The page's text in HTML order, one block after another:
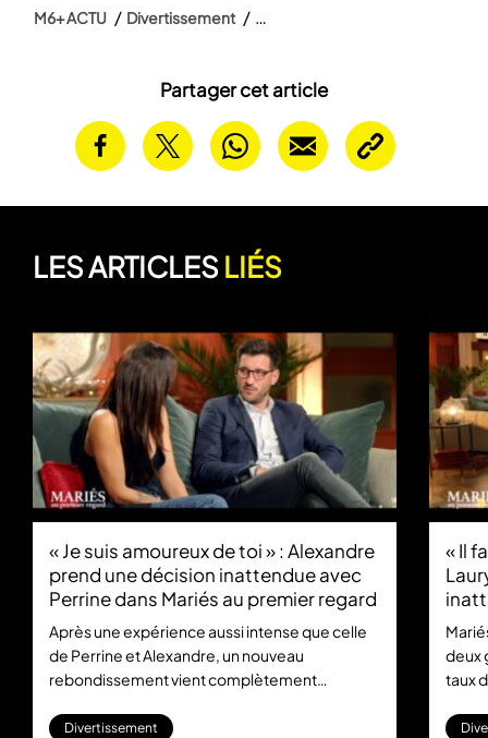
Partager cet article
M6+ ACTU Divertissement
LES ARTICLESLIÉS
« Je suis amoureux de toi » : Alexandre
prend une décision inattendue avec
Perrine dans Mariés au premier regard
Après une expérience aussi intense que celle
de Perrine et Alexandre, un nouveau
rebondissement vient complètement
Divertissement
« Il
au
deux
taux